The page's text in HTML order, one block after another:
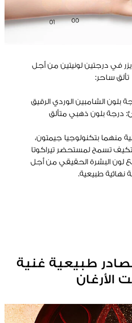
في درجتين لونيتين من أجل
تألق ساحر:
بلون الشامبين الوردي الرقيق
درجة بلون ذهبي متألق
منهما بتكنولوجيا جيمتون،
تسمح لمستحضر تيراكوتا
مع لون البشرة الحقيقي من أجل
نهائية طبيعية.
طبيعية غنية
الأرغان